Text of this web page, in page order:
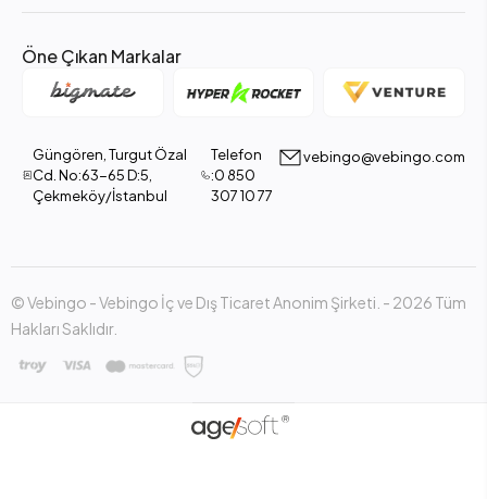
Öne Çıkan Markalar
Güngören, Turgut Özal
Cd. No:63-65 D:5,
Çekmeköy/İstanbul
Telefon
:0 850
307 10 77
vebingo@vebingo.com
© Vebingo - Vebingo İç ve Dış Ticaret Anonim Şirketi. - 2026 Tüm
Hakları Saklıdır.